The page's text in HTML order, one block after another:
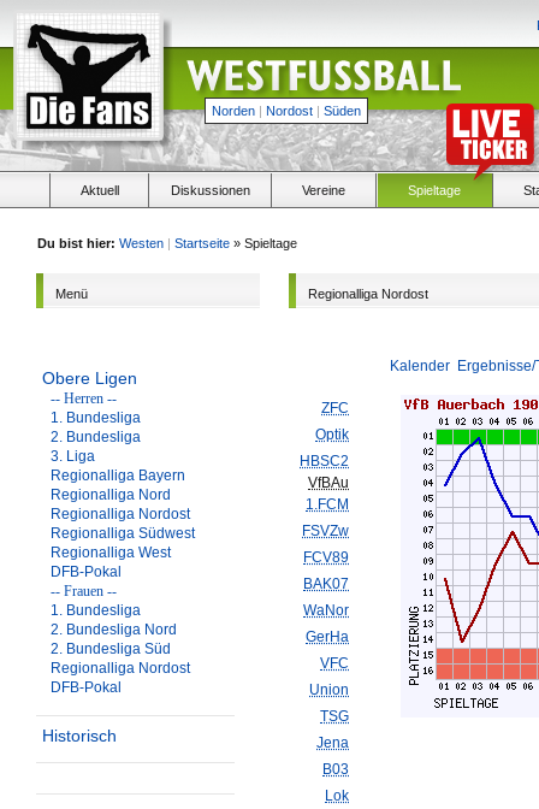
Norden | Nordost | Süden
Aktuell Diskussionen Vereine Spieltage
Du bist hier: Westen | Startseite » Spieltage
Menü
Obere Ligen
-- Herren --
1. Bundesliga
2. Bundesliga
3. Liga
Regionalliga Bayern
Regionalliga Nord
Regionalliga Nordost
Regionalliga Südwest
Regionalliga West
DFB-Pokal
-- Frauen --
1. Bundesliga
2. Bundesliga Nord
2. Bundesliga Süd
Regionalliga Nordost
DFB-Pokal
Historisch
Regionalliga Nordost
Kalender
ZFC
Optik
HBSC2
VfBAu
1.FCM
FSVZw
FCV89
BAK07
WaNor
GerHa
VFC
Union
TSG
Jena
B03
Lok